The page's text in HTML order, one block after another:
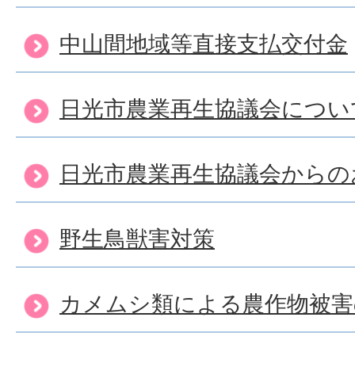
中山間地域等直接支払交付金
日光市農業再生協議会につ
日光市農業再生協議会から
野生鳥獣害対策
カメムシ類による農作物被